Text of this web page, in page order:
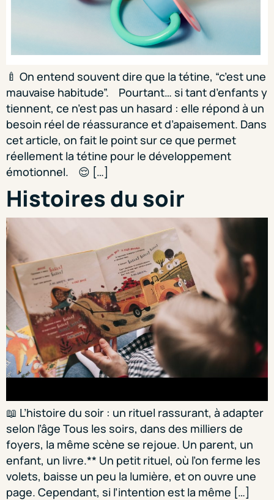
🍼 On entend souvent dire que la tétine, “c’est une
mauvaise habitude”. Pourtant… si tant d’enfants y
tiennent, ce n’est pas un hasard : elle répond à un
besoin réel de réassurance et d’apaisement. Dans
cet article, on fait le point sur ce que permet
réellement la tétine pour le développement
émotionnel. 😌 […]
Histoires du soir
📖 L’histoire du soir : un rituel rassurant, à adapter
selon l’âge Tous les soirs, dans des milliers de
foyers, la même scène se rejoue. Un parent, un
enfant, un livre.** Un petit rituel, où l’on ferme les
volets, baisse un peu la lumière, et on ouvre une
page. Cependant, si l’intention est la même […]